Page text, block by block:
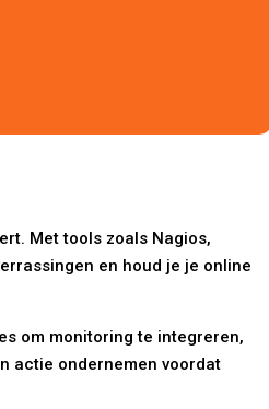
Met tools zoals Nagios,
en houd je je online
om monitoring te integreren,
actie ondernemen voordat